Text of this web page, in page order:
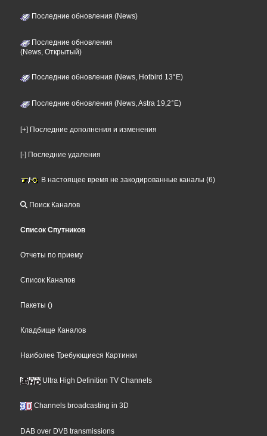
Последние обновления (News)
Последние обновления
(News, Открытый)
Последние обновления (News, Hotbird 13°E)
Последние обновления (News, Astra 19,2°E)
[+] Последние дополнения и изменения
[-] Последние удаления
В настоящее время не закодированные каналы (6)
Поиск Каналов
Список Спутников
Отчеты по приему
Список Каналов
Пакеты ()
Кладбище Каналов
Наиболее Требующиеся Картинки
Ultra High Definition TV Channels
Channels broadcasting in 3D
DAB over DVB transmissions